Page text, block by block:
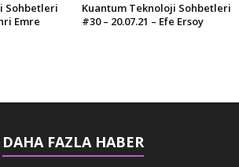
Sohbetleri
Emre
Kuantum Teknoloji Sohbetleri
#30 – 20.07.21 – Efe Ersoy
DAHA FAZLA HABER